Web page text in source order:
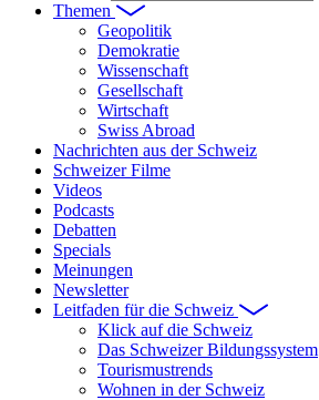
Themen
Geopolitik
Demokratie
Wissenschaft
Gesellschaft
Wirtschaft
Swiss Abroad
Nachrichten aus der Schweiz
Schweizer Filme
Videos
Podcasts
Debatten
Specials
Meinungen
Newsletter
Leitfaden für die Schweiz
Klick auf die Schweiz
Das Schweizer Bildungssystem
Tourismustrends
Wohnen in der Schweiz